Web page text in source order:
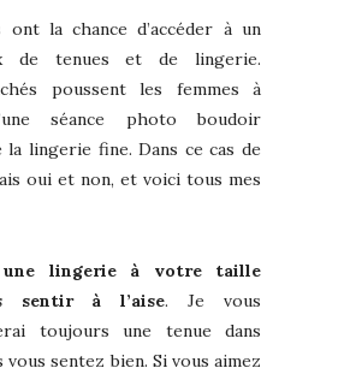
ont la chance d’accéder à un
de tenues et de lingerie.
poussent les femmes à
séance photo boudoir
la lingerie fine. Dans ce cas de
oui et non, et voici tous mes
une lingerie à votre taille
sentir à l’aise. Je vous
toujours une tenue dans
vous sentez bien. Si vous aimez